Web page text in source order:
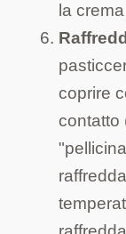
la
coprire
contatto